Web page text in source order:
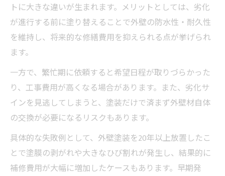
トに大きな違いが生まれます。メリットとしては、劣化
が進行する前に塗り替えることで外壁の防水性・耐久性
を維持し、将来的な修繕費用を抑えられる点が挙げられ
ます。
一方で、繁忙期に依頼すると希望日程が取りづらかった
り、工事費用が高くなる場合があります。また、劣化サ
インを見逃してしまうと、塗装だけで済まず外壁材自体
の交換が必要になるリスクもあります。
具体的な失敗例として、外壁塗装を20年以上放置したこ
とで塗膜の剥がれや大きなひび割れが発生し、結果的に
補修費用が大幅に増加したケースもあります。早期発